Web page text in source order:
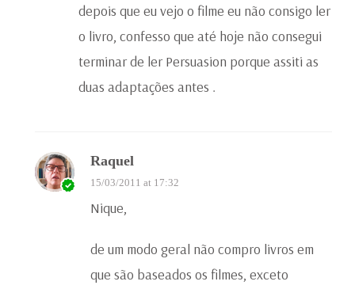
depois que eu vejo o filme eu não consigo ler
o livro, confesso que até hoje não consegui
terminar de ler Persuasion porque assiti as
duas adaptações antes .
Raquel
15/03/2011 at 17:32
Nique,
de um modo geral não compro livros em
que são baseados os filmes, exceto